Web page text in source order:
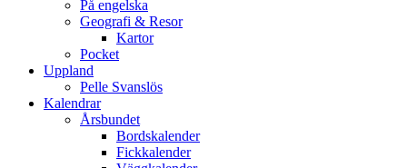
På engelska
Geografi & Resor
Kartor
Pocket
Uppland
Pelle Svanslös
Kalendrar
Årsbundet
Bordskalender
Fickkalender